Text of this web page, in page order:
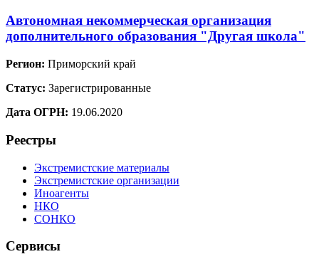
Автономная некоммерческая организация
дополнительного образования "Другая школа"
Регион: Приморский край
Статус: Зарегистрированные
Дата ОГРН: 19.06.2020
Реестры
Экстремистские материалы
Экстремистские организации
Иноагенты
НКО
СОНКО
Сервисы